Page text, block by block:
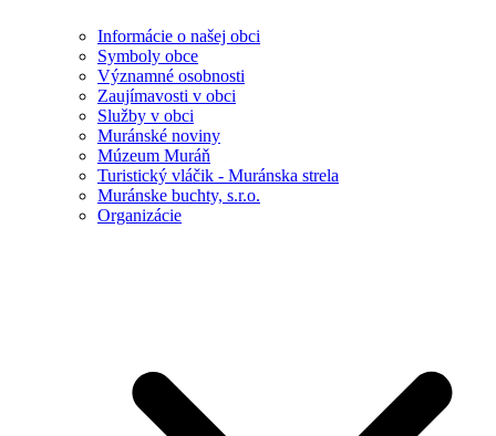
Informácie o našej obci
Symboly obce
Významné osobnosti
Zaujímavosti v obci
Služby v obci
Muránské noviny
Múzeum Muráň
Turistický vláčik - Muránska strela
Muránske buchty, s.r.o.
Organizácie